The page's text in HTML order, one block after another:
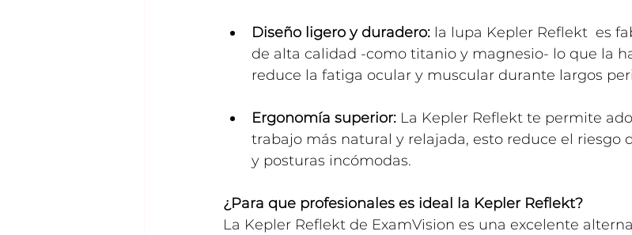
Diseño ligero y duradero: la lupa Kepler Reflekt  es
de alta calidad -como titanio y magnesio- lo que la
reduce la fatiga ocular y muscular durante largos
Ergonomía superior: La Kepler Reflekt te permite
trabajo más natural y relajada, esto reduce el riesgo
y posturas incómodas.
¿Para que profesionales es ideal la Kepler Reflekt?
La Kepler Reflekt de ExamVision es una excelente